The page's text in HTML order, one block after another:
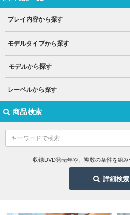
プレイ内容から探す
モデルタイプから探す
モデルから探す
レーベルから探す
商品検索
収録DVD発売年や、複数の条件を組
詳細検索